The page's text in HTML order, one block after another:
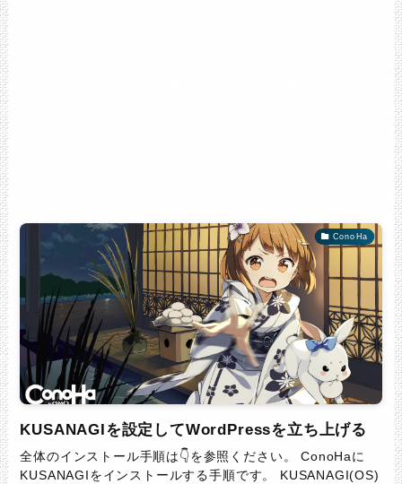
ConoHa
KUSANAGIを設定してWordPressを立ち上げる
全体のインストール手順は👇を参照ください。 ConoHaに
KUSANAGIをインストールする手順です。 KUSANAGI(OS)